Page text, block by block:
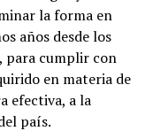
la forma en
años desde los
para cumplir con
en materia de
efectiva, a la
país.